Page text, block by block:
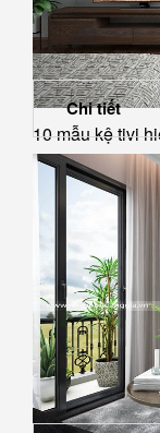
10 mẫu kệ tivi
Chi tiết